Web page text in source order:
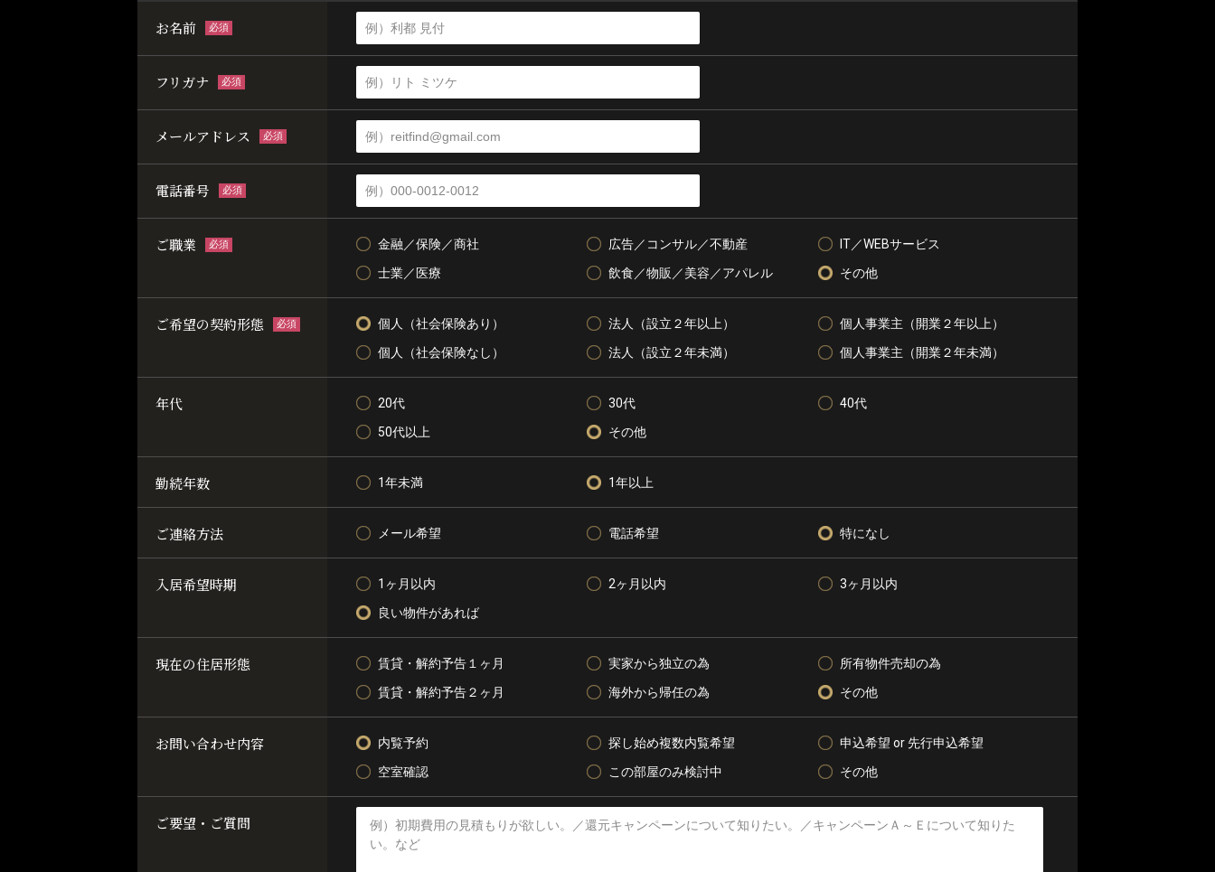
お名前 必須
フリガナ 必須
メールアドレス 必須
電話番号 必須
ご職業 必須 金融／保険／商社 広告／コンサル／不動産
IT／WEBサービス
士業／医療
飲食／物販／美容／アパレル その他
ご希望の契約形態 必須 個人（社会保険あり） 法人（設立２年以上）
個人事業主（開業２年以上）
個人（社会保険なし）
法人（設立２年未満） 個人事業主（開業２年未満）
年代 20代 30代
40代
50代以上
その他
勤続年数 1年未満 1年以上
ご連絡方法 メール希望 電話希望 特になし
入居希望時期 1ヶ月以内 2ヶ月以内
3ヶ月以内
良い物件があれば
現在の住居形態 賃貸・解約予告１ヶ月 実家から独立の為
所有物件売却の為
賃貸・解約予告２ヶ月
海外から帰任の為 その他
お問い合わせ内容 内覧予約 探し始め複数内覧希望
申込希望 or 先行申込希望
空室確認
この部屋のみ検討中 その他
ご要望・ご質問